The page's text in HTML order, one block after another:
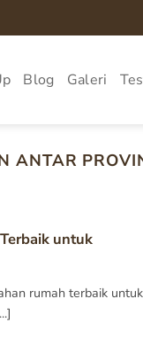
Blog Galeri
ANTAR
untuk
rumah terbaik untuk